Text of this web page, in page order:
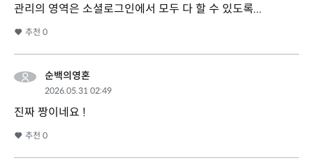
관리의 영역은 소셜로그인에서 모두 다 할 수 있도록...
추천 0
순백의영혼
2026.05.31 02:49
진짜 짱이네요 !
추천 0